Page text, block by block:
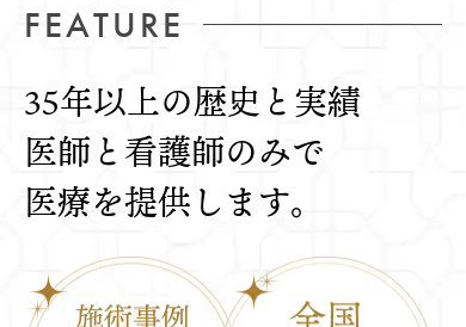
FEATURE
35年以上の歴史と実績
医師と看護師のみで
医療を提供します。